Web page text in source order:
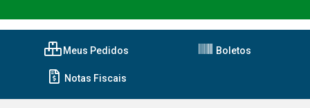
Meus Pedidos Boletos
Notas Fiscais